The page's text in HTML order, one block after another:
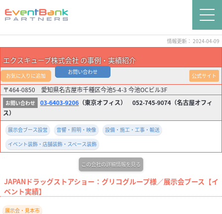
情報更新： 2024-04-09
エクスキューブ株式会社 の事例・実績紹介
お気に入りに追加
〒464-0850 愛知県名古屋市千種区今池5-4-3 今池OCビル3F
03-6403-9206 （東京オフィス） 052-745-9074（名古屋オフィ
ス）
公式サイト
お問い合わせ
展示会ブース設営 音響・照明・映像
設備・施工・工事・輸送
イベント装飾・店舗装飾・スペース装飾
この会社の詳細情報を見る
JAPANドラッグストアショー：グリコグループ様／展示会ブース【イ
ベント実績】
展示会・見本市